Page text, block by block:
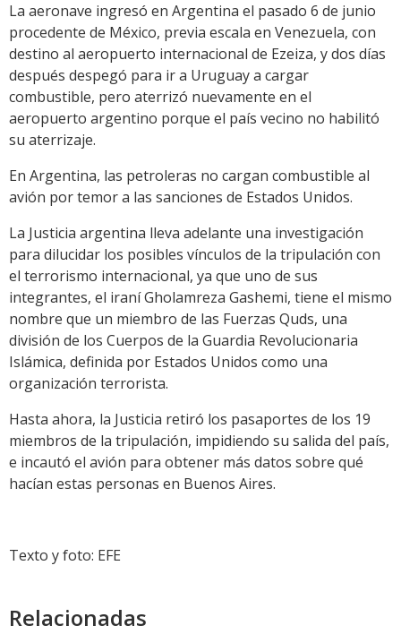
La aeronave ingresó en Argentina el pasado 6 de junio
procedente de México, previa escala en Venezuela, con
destino al aeropuerto internacional de Ezeiza, y dos días
después despegó para ir a Uruguay a cargar
combustible, pero aterrizó nuevamente en el
aeropuerto argentino porque el país vecino no habilitó
su aterrizaje.
En Argentina, las petroleras no cargan combustible al
avión por temor a las sanciones de Estados Unidos.
La Justicia argentina lleva adelante una investigación
para dilucidar los posibles vínculos de la tripulación con
el terrorismo internacional, ya que uno de sus
integrantes, el iraní Gholamreza Gashemi, tiene el mismo
nombre que un miembro de las Fuerzas Quds, una
división de los Cuerpos de la Guardia Revolucionaria
Islámica, definida por Estados Unidos como una
organización terrorista.
Hasta ahora, la Justicia retiró los pasaportes de los 19
miembros de la tripulación, impidiendo su salida del país,
e incautó el avión para obtener más datos sobre qué
hacían estas personas en Buenos Aires.
Texto y foto: EFE
Relacionadas